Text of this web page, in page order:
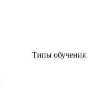
Типы обучения